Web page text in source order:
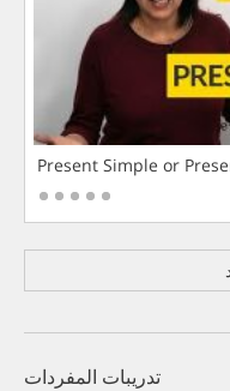
Present Simple or
تدريبات المفردات